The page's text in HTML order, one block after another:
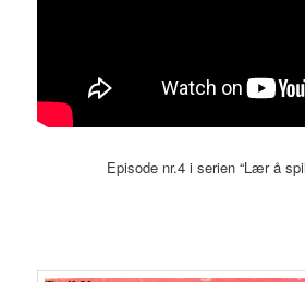
Episode nr.4 i serien “Lær å